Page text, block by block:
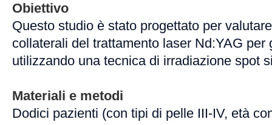
Obiettivo
Questo studio è stato progettato per
collaterali del trattamento laser Nd:YAG per
utilizzando una tecnica di irradiazione spot
Materiali e metodi
Dodici pazienti (con tipi di pelle III-IV, età